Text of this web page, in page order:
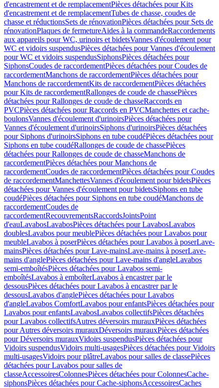
d'encastrement et de remplacementPièces détachées pour Kits
d'encastrement et de remplacementTubes de chasse, coudes de
chasse et réductionsSets de rénovationPièces détachées pour Sets de
rénovationPlaques de fermetureAides à la commandeRaccordements
aux appareils pour WC, urinoirs et bidetsVannes d'écoulement pour
WC et vidoirs suspendusPièces détachées pour Vannes d'écoulement
pour WC et vidoirs suspendusSiphonsPièces détachées pour
SiphonsCoudes de raccordementPièces détachées pour Coudes de
raccordementManchons de raccordementPièces détachées pour
Manchons de raccordementKits de raccordementPièces détachées
pour Kits de raccordementRallonges de coude de chassePièces
détachées pour Rallonges de coude de chasseRaccords en
PVCPièces détachées pour Raccords en PVCManchettes et cache-
boulonsVannes d'écoulement d'urinoirsPièces détachées pour
Vannes d'écoulement d'urinoirsSiphons d'urinoirsPièces détachées
pour Siphons d'urinoirsSiphons en tube coudéPièces détachées pour
Siphons en tube coudéRallonges de coude de chassePièces
détachées pour Rallonges de coude de chasseManchons de
raccordementPièces détachées pour Manchons de
raccordementCoudes de raccordementPièces détachées pour Coudes
de raccordementManchettesVannes d'écoulement pour bidetsPièces
détachées pour Vannes d'écoulement pour bidetsSiphons en tube
coudéPièces détachées pour Siphons en tube coudéManchons de
raccordementCoudes de
raccordementRecouvrementsRaccordsJointsPoint
d'eauLavabosLavabosPièces détachées pour LavabosLavabos
doublesLavabos pour meublePièces détachées pour Lavabos pour
meubleLavabos à poserPièces détachées pour Lavabos à poserLave-
mainsPièces détachées pour Lave-mainsLave-mains à poserLave-
mains d'anglePièces détachées pour Lave-mains d'angleLavabos
semi-emboîtésPièces détachées pour Lavabos semi-
emboîtésLavabos à emboîterLavabos à encastrer par le
dessousPièces détachées pour Lavabos à encastrer par le
dessousLavabos d'anglePièces détachées pour Lavabos
d'angleLavabos ComfortLavabos pour enfantsPièces détachées pour
Lavabos pour enfantsLavabosLavabos collectifsPièces détachées
pour Lavabos collectifsAutres déversoirs murauxPièces détachées
pour Autres déversoirs murauxDéversoirs murauxPièces détachées
pour Déversoirs murauxVidoirs suspendusPièces détachées pour
Vidoirs suspendusVidoirs multi-usagesPièces détachées pour Vidoirs
multi-usagesVidoirs pour plâtreLavabos pour salles de classePièces
détachées pour Lavabos pour salles de
classeAccessoiresColonnesPièces détachées pour ColonnesCache-
siphonsPièces détachées pour Cache-siphonsAccessoiresCaches